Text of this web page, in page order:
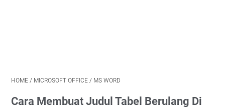
HOME / MICROSOFT OFFICE / MS WORD
Cara Membuat Judul Tabel Berulang Di